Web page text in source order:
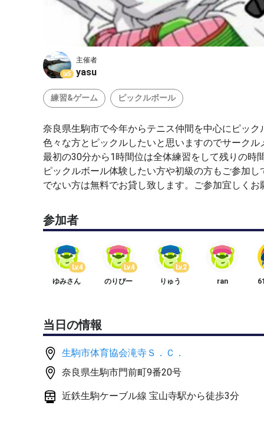
Lv.5
主催者
yasu
練習&ゲーム ピックルボール
奈良県生駒市で今年からテニス仲間を中心にピック
色々な方とピックルしたいと思いますのでサークル
最初の30分から1時間位は全体練習をして残りの時
ピックルボール体験したい方や初級の方もご参加
でない方は無料でお貸し致します。ご参加宜しくお
参加者
Lv.4
ゆみさん
Lv.4
のりぴー
Lv.2
りゅう
ran
当日の情報
生駒市体育協会滝寺Ｓ．Ｃ．
奈良県生駒市門前町9番20号
近鉄生駒ケーブル線 宝山寺駅から徒歩3分